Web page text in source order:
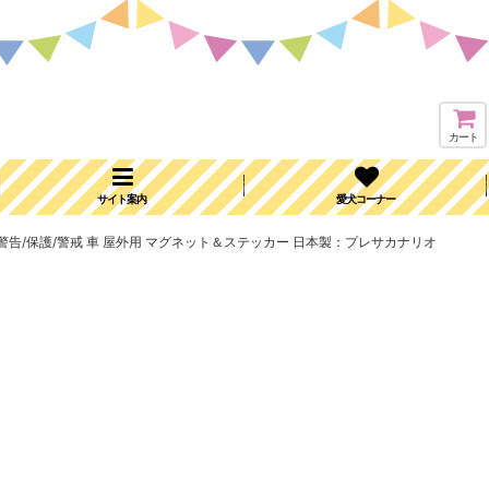
カート
サイト案内 愛犬コーナー
告/保護/警戒 車 屋外用 マグネット＆ステッカー 日本製：プレサカナリオ